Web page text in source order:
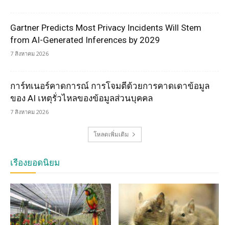
Gartner Predicts Most Privacy Incidents Will Stem
from AI-Generated Inferences by 2029
7 สิงหาคม 2026
การ์ทเนอร์คาดการณ์ การโจมตีด้วยการคาดเดาข้อมูล
ของ AI เหตุรั่วไหลของข้อมูลส่วนบุคคล
7 สิงหาคม 2026
โหลดเพิ่มเติม
เรื่องยอดนิยม